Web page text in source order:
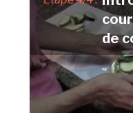
de